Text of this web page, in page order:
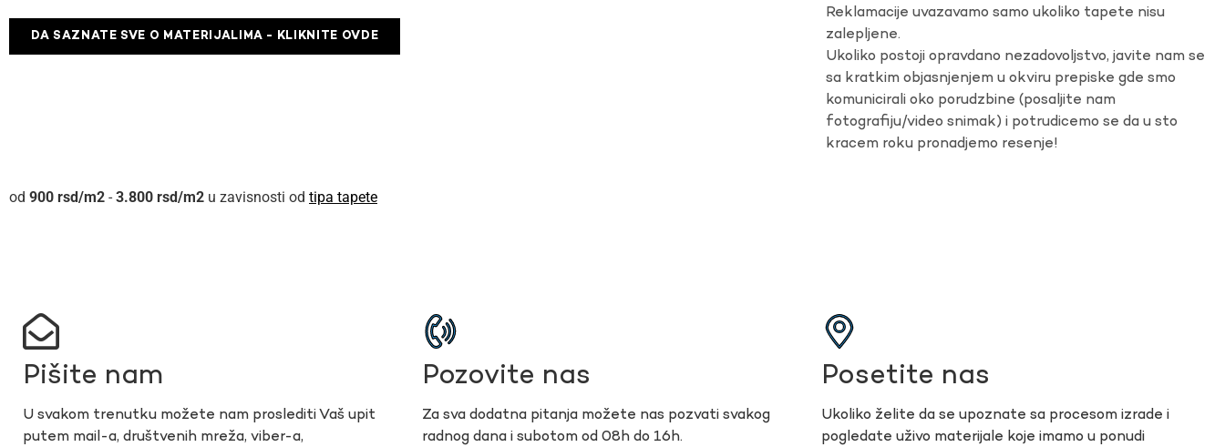
DA SAZNATE SVE O MATERIJALIMA - KLIKNITE OVDE
Reklamacije uvazavamo samo ukoliko tapete nisu
zalepljene.
Ukoliko postoji opravdano nezadovoljstvo, javite nam se
sa kratkim objasnjenjem u okviru prepiske gde smo
komunicirali oko porudzbine (posaljite nam
fotografiju/video snimak) i potrudicemo se da u sto
kracem roku pronadjemo resenje!
900 rsd - 3.800 rsd u zavisnosti od tipa tapete
Pišite nam
U svakom trenutku možete nam proslediti Vaš upit
putem mail-a, društvenih mreža, viber-a,
Pozovite nas
Za sva dodatna pitanja možete nas pozvati svakog
radnog dana i subotom od 08h do 16h.
Posetite nas
Ukoliko želite da se upoznate sa procesom izrade i
pogledate uživo materijale koje imamo u ponudi